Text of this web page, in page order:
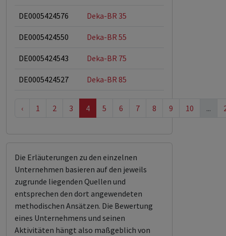
DE0005424576 Deka-BR 35
DE0005424550 Deka-BR 55
DE0005424543 Deka-BR 75
DE0005424527 Deka-BR 85
‹ 1 2 3 4 5 6 7 8 9 10 ...
Die Erläuterungen zu den einzelnen
Unternehmen basieren auf den jeweils
zugrunde liegenden Quellen und
entsprechen den dort angewendeten
methodischen Ansätzen. Die Bewertung
eines Unternehmens und seinen
Aktivitäten hängt also maßgeblich von